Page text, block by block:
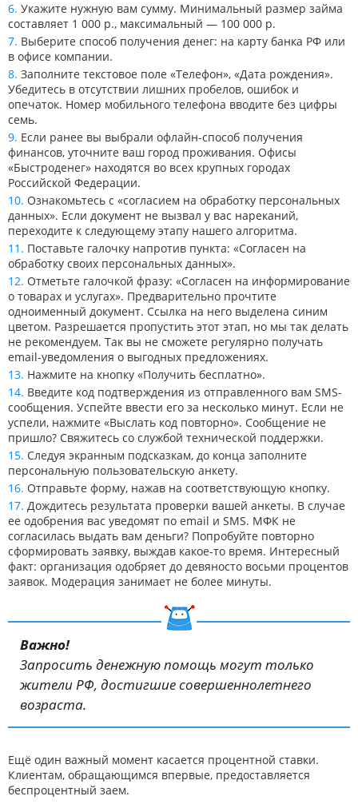
Укажите нужную вам сумму. Минимальный размер займа
составляет 1 000 р., максимальный — 100 000 р.
Выберите способ получения денег: на карту банка РФ или
в офисе компании.
Заполните текстовое поле «Телефон», «Дата рождения».
Убедитесь в отсутствии лишних пробелов, ошибок и
опечаток. Номер мобильного телефона вводите без цифры
семь.
Если ранее вы выбрали офлайн-способ получения
финансов, уточните ваш город проживания. Офисы
«Быстроденег» находятся во всех крупных городах
Российской Федерации.
Ознакомьтесь с «согласием на обработку персональных
данных». Если документ не вызвал у вас нареканий,
переходите к следующему этапу нашего алгоритма.
Поставьте галочку напротив пункта: «Согласен на
обработку своих персональных данных».
Отметьте галочкой фразу: «Согласен на информирование
о товарах и услугах». Предварительно прочтите
одноименный документ. Ссылка на него выделена синим
цветом. Разрешается пропустить этот этап, но мы так делать
не рекомендуем. Так вы не сможете регулярно получать
email-уведомления о выгодных предложениях.
Нажмите на кнопку «Получить бесплатно».
Введите код подтверждения из отправленного вам SMS-
сообщения. Успейте ввести его за несколько минут. Если не
успели, нажмите «Выслать код повторно». Сообщение не
пришло? Свяжитесь со службой технической поддержки.
Следуя экранным подсказкам, до конца заполните
персональную пользовательскую анкету.
Отправьте форму, нажав на соответствующую кнопку.
Дождитесь результата проверки вашей анкеты. В случае
ее одобрения вас уведомят по email и SMS. МФК не
согласилась выдать вам деньги? Попробуйте повторно
сформировать заявку, выждав какое-то время. Интересный
факт: организация одобряет до девяносто восьми процентов
заявок. Модерация занимает не более минуты.
Важно!
Запросить денежную помощь могут только
жители РФ, достигшие совершеннолетнего
возраста.
Ещё один важный момент касается процентной ставки.
Клиентам, обращающимся впервые, предоставляется
беспроцентный заем.